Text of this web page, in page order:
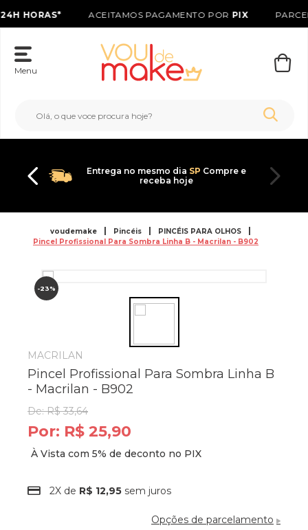
HORAS* ACEITAMOS PAGAMENTO POR PIX
Menu
Entrega no mesmo dia SP Compre e
receba hoje
voudemake Pincéis
PINCÉIS PARA OLHOS
Pincel Profissional Para Sombra Linha B - Macrilan - B902
-23%
MACRILAN
Pincel Profissional Para Sombra Linha B
- Macrilan - B902
De:R$ 33,64
Por: R$ 25,90
2X de R$ 12,95 sem juros
Opções de parcelamento